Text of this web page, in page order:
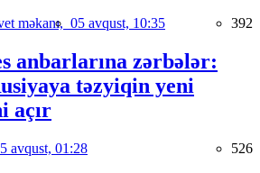
məkanı, 05 avqust, 10:35 392
anbarlarına zərbələr:
təzyiqin yeni
açır
avqust, 01:28 526